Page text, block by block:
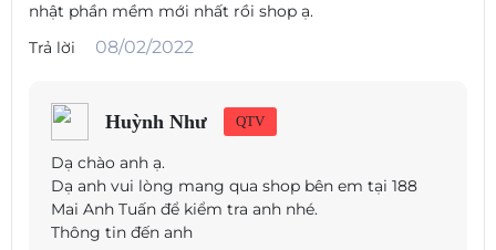
Hiệu suất không dây liền mạch
như pha lê với công nghệ Bluetooth 5.1 và Qualcomm aptX ™ mới
nhất. Và với giao diện cảm ứng sáng tạo của earbud, bạn có thể để
điện thoại trong túi và luôn quan tâm đến mục tiêu của mình.
nhật phần mềm mới nhất rồi shop ạ.
Trả lời
08/02/2022
Huỳnh Như QTV
Dạ chào anh ạ.
Dạ anh vui lòng mang qua shop bên em tại 188
Mai Anh Tuấn để kiểm tra anh nhé.
Thông tin đến anh